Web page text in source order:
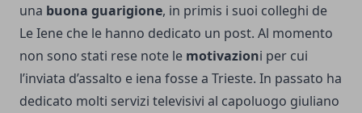
una buona guarigione, in primis i suoi colleghi de
Le Iene che le hanno dedicato un post. Al momento
non sono stati rese note le motivazioni per cui
l’inviata d’assalto e iena fosse a Trieste. In passato ha
dedicato molti servizi televisivi al capoluogo giuliano